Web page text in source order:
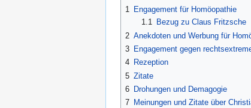
1 Engagement für Homöopathie
1.1
Bezug zu Claus Fritzsche
2 Anekdoten und Werbung für
3 Engagement gegen
4 Rezeption
5 Zitate
6 Drohungen und Demagogie
7 Meinungen und Zitate über